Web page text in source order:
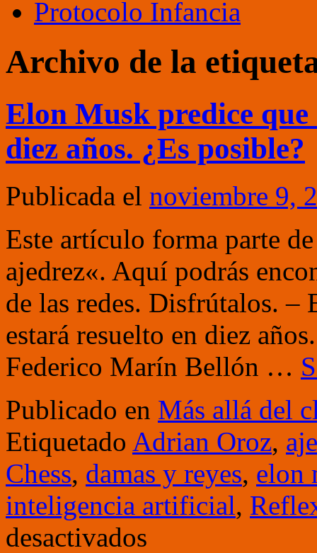
Protocolo Infancia
Archivo de la
Elon Musk predice que
diez años. ¿Es posible?
Publicada el noviembre 9,
Este artículo forma parte
ajedrez«. Aquí podrás
de las redes. Disfrútalos. –
estará resuelto en diez
Federico Marín Bellón …
Publicado en Más allá del
Etiquetado Adrian Oroz,
Chess, damas y reyes, elon
inteligencia artificial,
desactivados